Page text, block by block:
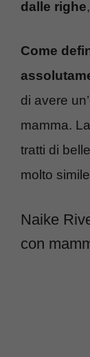
dalle righe
Come
di avere
mamma.
tratti di
molto
Naike
con